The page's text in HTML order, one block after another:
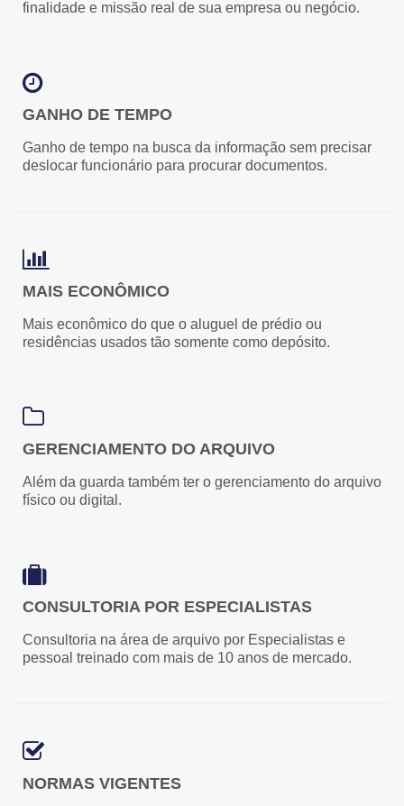
finalidade e missão real de sua empresa ou negócio.
GANHO DE TEMPO
Ganho de tempo na busca da informação sem precisar
deslocar funcionário para procurar documentos.
MAIS ECONÔMICO
Mais econômico do que o aluguel de prédio ou
residências usados tão somente como depósito.
GERENCIAMENTO DO ARQUIVO
Além da guarda também ter o gerenciamento do arquivo
físico ou digital.
CONSULTORIA POR ESPECIALISTAS
Consultoria na área de arquivo por Especialistas e
pessoal treinado com mais de 10 anos de mercado.
NORMAS VIGENTES